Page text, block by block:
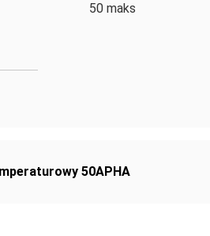
50 maks
50APHA